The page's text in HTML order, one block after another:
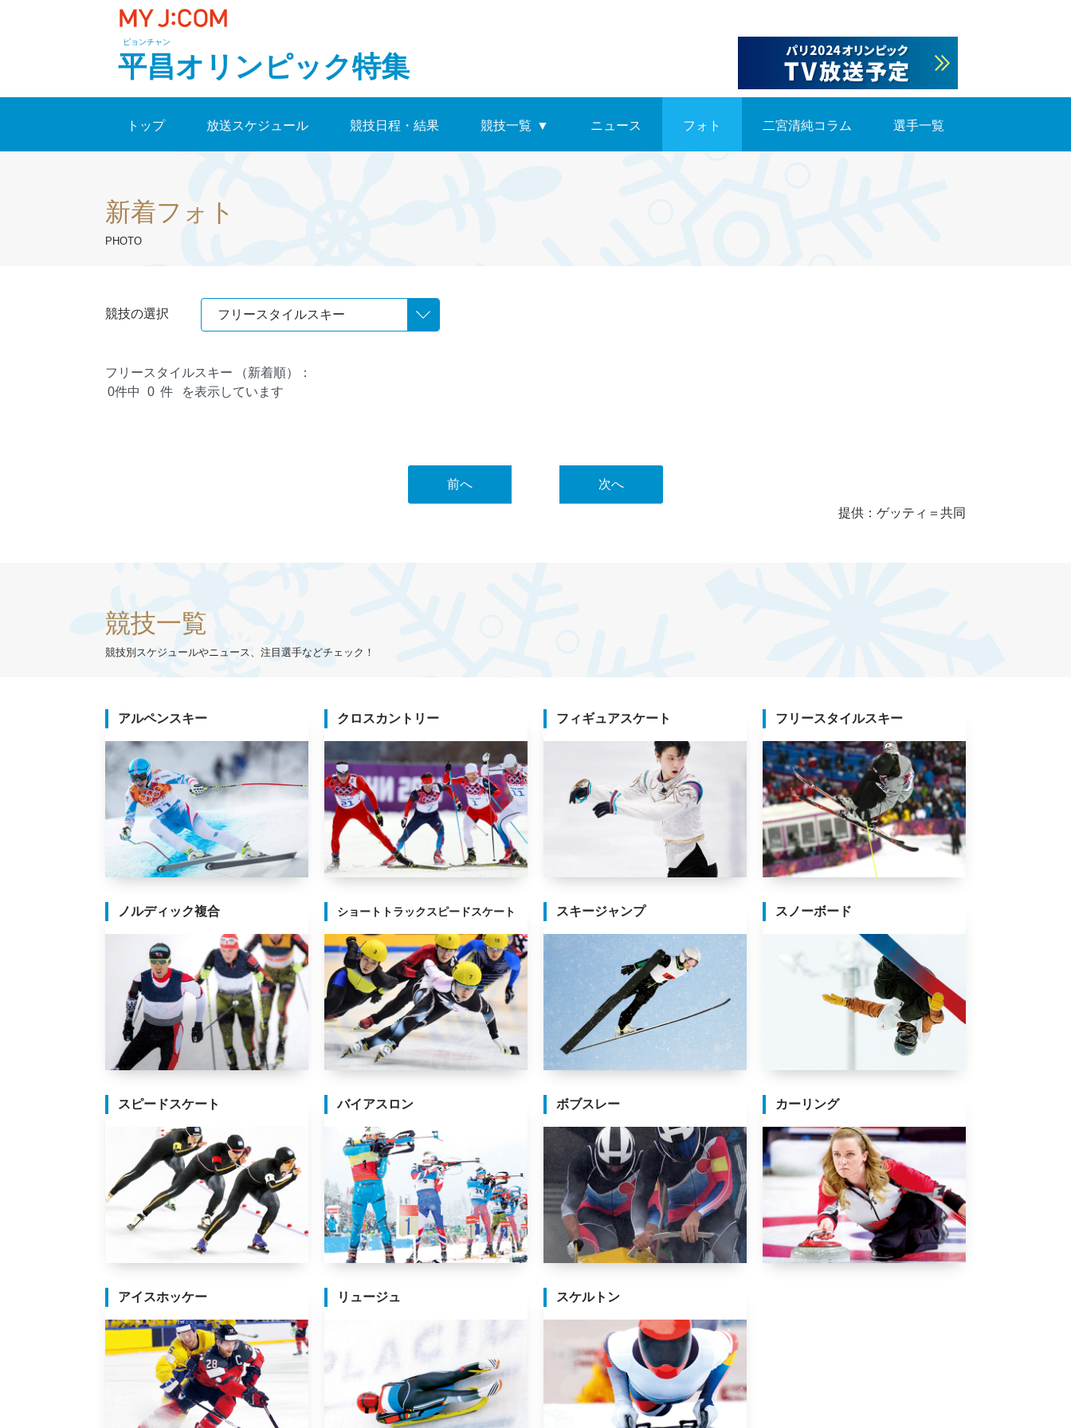
ピョンチャン
平昌オリンピック特集
トップ 放送スケジュール 競技日程・結果 競技一覧 ▼ ニュース フォト 二宮清純コラム 選手一覧
新着フォト
PHOTO
競技の選択 フリースタイルスキー
フリースタイルスキー
（新着順）：
0件中
0 件 を表示しています
前へ 次へ
提供：ゲッティ＝共同
競技一覧
競技別スケジュールやニュース、注目選手などチェック！
アルペンスキー クロスカントリー フィギュアスケート フリースタイルスキー
ノルディック複合 ショートトラックスピードスケート スキージャンプ スノーボード
スピードスケート バイアスロン ボブスレー カーリング
アイスホッケー リュージュ スケルトン